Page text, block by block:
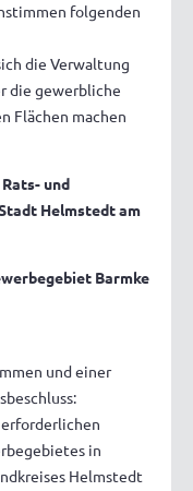
folgenden
die Verwaltung
die gewerbliche
Flächen machen
und
Helmstedt am
Barmke
und einer
in
Helmstedt